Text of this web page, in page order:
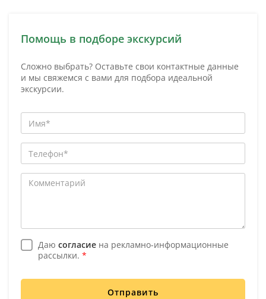
Помощь в подборе экскурсий
Сложно выбрать? Оставьте свои контактные данные
и мы свяжемся с вами для подбора идеальной
экскурсии.
Даю согласие на рекламно-информационные
рассылки. *
Отправить